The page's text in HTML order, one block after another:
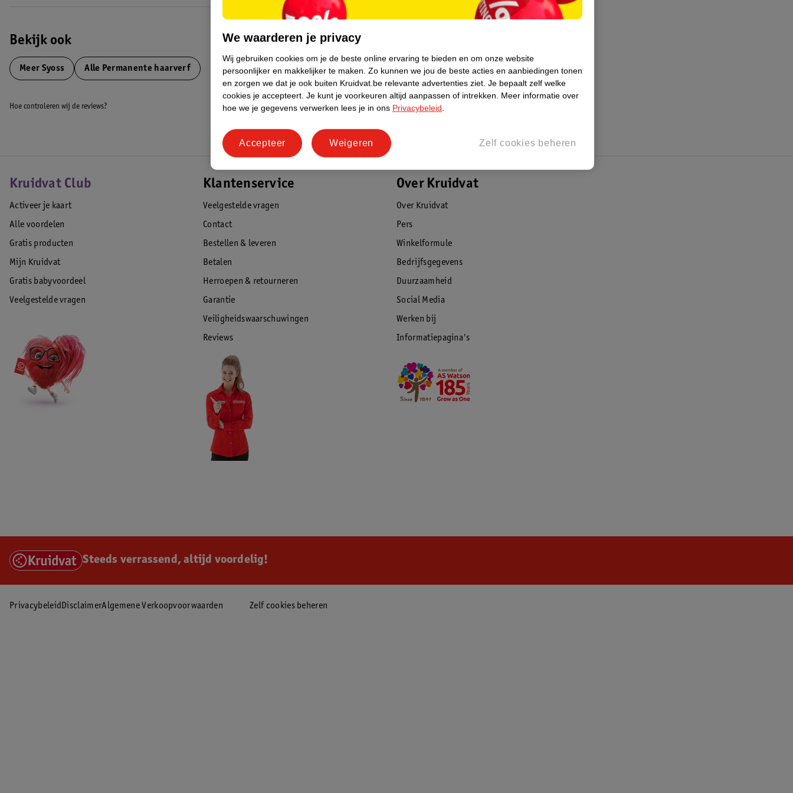
Bekijk ook
Meer Syoss Alle Permanente haarverf
Hoe controleren wij de reviews?
Kruidvat Club
Activeer je kaart
Alle voordelen
Gratis producten
Mijn Kruidvat
Gratis babyvoordeel
Veelgestelde vragen
Klantenservice
Veelgestelde vragen
Contact
Bestellen & leveren
Betalen
Herroepen & retourneren
Garantie
Veiligheidswaarschuwingen
Reviews
Over Kruidvat
Over Kruidvat
Pers
Winkelformule
Bedrijfsgegevens
Duurzaamheid
Social Media
Werken bij
Informatiepagina's
Steeds verrassend, altijd voordelig!
Privacybeleid DisclaimerAlgemene Verkoopvoorwaarden Zelf cookies beheren
We waarderen je privacy
Wij gebruiken cookies om je de beste online ervaring te bieden en om onze website
persoonlijker en makkelijker te maken. Zo kunnen we jou de beste acties en aanbiedingen tonen
en zorgen we dat je ook buiten Kruidvat.be relevante advertenties ziet. Je bepaalt zelf welke
cookies je accepteert. Je kunt je voorkeuren altijd aanpassen of intrekken. Meer informatie over
hoe we je gegevens verwerken lees je in ons Privacybeleid.
Zelf cookies beheren
Weigeren
Accepteer